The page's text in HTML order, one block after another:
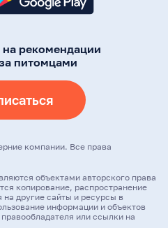
рекомендации
питомцами
компании. Все права
объектами авторского права
копирование, распространение
другие сайты и ресурсы в
информации и объектов
или ссылки на